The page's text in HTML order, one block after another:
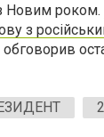
Новим роком.
з
обговорив